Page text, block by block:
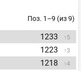
Поз. 1–9 (из 9)
1233 ↑5
1223 ↑3
1218 ↑4